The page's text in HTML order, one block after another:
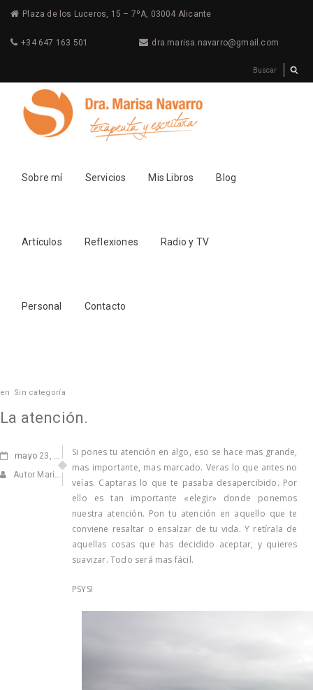
Plaza de los Luceros, 15 – 7ºA, 03004 Alicante
+34 647 163 501 dra.marisa.navarro@gmail.com
Sobre mí Servicios Mis Libros Blog
Artículos Reflexiones Radio y TV
Personal Contacto
en Sin categoría
La atención.
mayo 23, 2012
Autor Marisa Navarro
Si pones tu atención en algo, eso se hace mas grande,
mas importante, mas marcado. Veras lo que antes no
veías. Captaras lo que te pasaba desapercibido. Por
ello es tan importante «elegir» donde ponemos
nuestra atención. Pon tu atención en aquello que te
conviene resaltar o ensalzar de tu vida. Y retírala de
aquellas cosas que has decidido aceptar, y quieres
suavizar. Todo será mas fácil.
PSYSI